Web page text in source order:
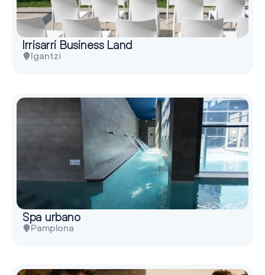
Irrisarri Business Land
Igantzi
Spa urbano
Pamplona